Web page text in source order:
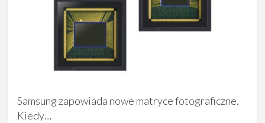
Samsung zapowiada nowe matryce fotograficzne.
Kiedy…